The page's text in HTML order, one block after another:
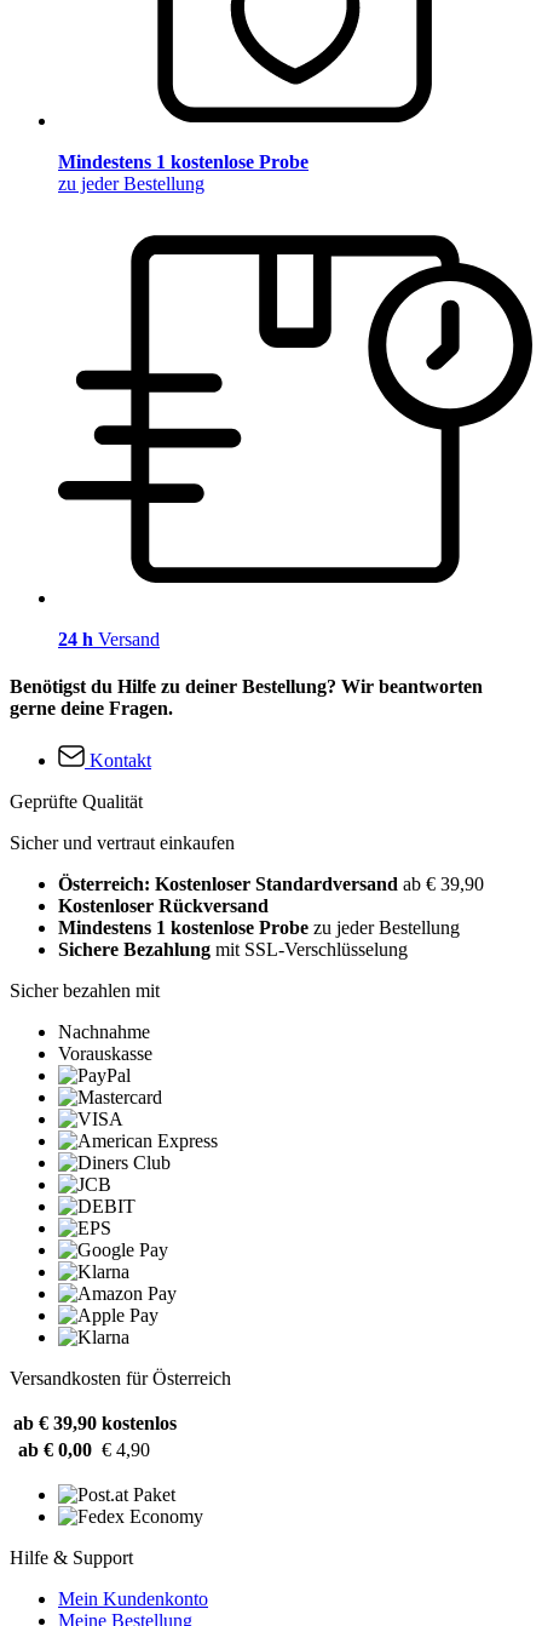
Mindestens 1 kostenlose Probe
zu jeder Bestellung
24 h Versand
Benötigst du Hilfe zu deiner Bestellung? Wir beantworten
gerne deine Fragen.
Kontakt
Geprüfte Qualität
Sicher und vertraut einkaufen
Österreich: Kostenloser Standardversand ab € 39,90
Kostenloser Rückversand
Mindestens 1 kostenlose Probe zu jeder Bestellung
Sichere Bezahlung mit SSL-Verschlüsselung
Sicher bezahlen mit
Nachnahme
Vorauskasse
Versandkosten für Österreich
ab € 39,90 kostenlos
ab € 0,00 € 4,90
Hilfe & Support
Mein Kundenkonto
Meine Bestellung